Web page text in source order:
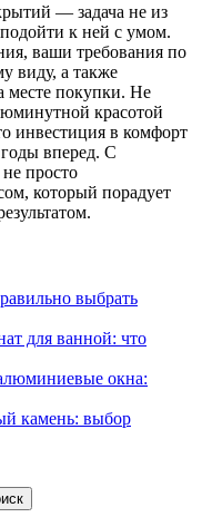
— задача не из
к ней с умом.
ваши требования по
виду, а также
месте покупки. Не
красотой
инвестиция в комфорт
вперед. С
просто
который порадует
выбрать
для ванной: что
окна:
камень: выбор